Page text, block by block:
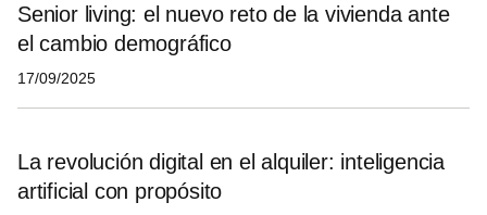
Senior living: el nuevo reto de la vivienda ante
el cambio demográfico
17/09/2025
La revolución digital en el alquiler: inteligencia
artificial con propósito